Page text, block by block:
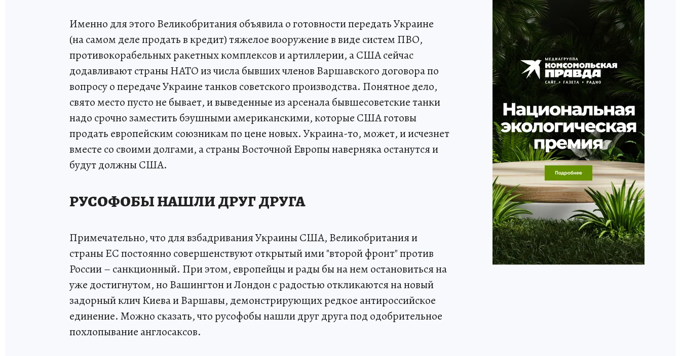
Именно для этого Великобритания объявила о готовности передать Украине
(на самом деле продать в кредит) тяжелое вооружение в виде систем ПВО,
противокорабельных ракетных комплексов и артиллерии, а США сейчас
додавливают страны НАТО из числа бывших членов Варшавского договора по
вопросу о передаче Украине танков советского производства. Понятное дело,
свято место пусто не бывает, и выведенные из арсенала бывшесоветские танки
надо срочно заместить бэушными американскими, которые США готовы
продать европейским союзникам по цене новых. Украина-то, может, и исчезнет
вместе со своими долгами, а страны Восточной Европы наверняка останутся и
будут должны США.
РУСОФОБЫ НАШЛИ ДРУГ ДРУГА
Примечательно, что для взбадривания Украины США, Великобритания и
страны ЕС постоянно совершенствуют открытый ими "второй фронт" против
России – санкционный. При этом, европейцы и рады бы на нем остановиться на
уже достигнутом, но Вашингтон и Лондон с радостью откликаются на новый
задорный клич Киева и Варшавы, демонстрирующих редкое антироссийское
единение. Можно сказать, что русофобы нашли друг друга под одобрительное
похлопывание англосаксов.